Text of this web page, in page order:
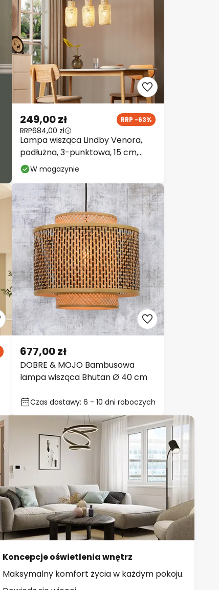
Lampa wisząca Lindby Venora,
podłużna, 3-punktowa, 15 cm,
bambus
249,00 zł RRP -63%
RRP684,00 zł
W magazynie
DOBRE & MOJO Bambusowa
lampa wisząca Bhutan Ø 40 cm
677,00 zł
Czas dostawy: 6 - 10 dni roboczych
Koncepcje oświetlenia wnętrz
Maksymalny komfort życia w każdym pokoju.